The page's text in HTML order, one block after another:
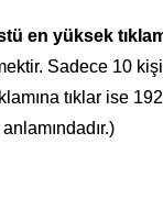
en yüksek
Sadece 10
tıklar ise